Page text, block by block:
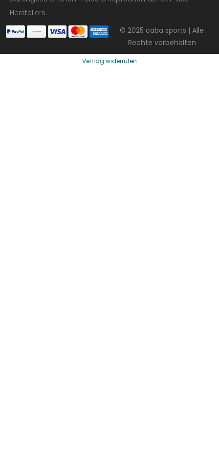
Herstellers.
© 2025 caba sports | Alle
Rechte vorbehalten
Vertrag widerrufen